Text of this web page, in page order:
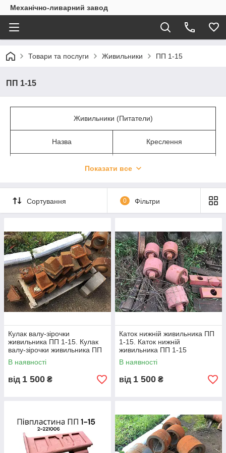
Механічно-ливарний завод
Товари та послуги Живильники ПП 1-15
ПП 1-15
Живильники (Питатели)
Назва Креслення
Колесо натяжне ТК-15 С-640-13-4
Ролик ТК-15 ТК-15.01.701
Вал ТК-15 ТК-15А.03.100
Вал проміжний ТК-15
Шестерня ТК-15 z-16m12
Шестерня ТК-15 z-58m12 С-640-0-1
Пластина живильника ТК-15 ТК-15.01.201
Корпус підшипника ТК-15
Втулка корпуса підшипника
ЦАМ
Палець 1-18 4-465817
Показати все
Сортування 0 Фільтри
Кулак валу-зірочки
живильника ПП 1-15. Кулак
валу-зірочки живильника ПП
1-15
В наявності
від 1 500 ₴
Каток нижній живильника ПП
1-15. Каток нижній
живильника ПП 1-15
В наявності
від 1 500 ₴